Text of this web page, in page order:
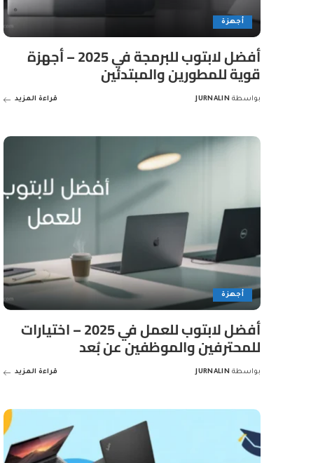
أجهزة
أفضل لابتوب للبرمجة في 2025 – أجهزة
قوية للمطورين والمبتدئين
بواسطة JURNALIN قراءة المزيد
أجهزة
أفضل لابتوب للعمل في 2025 – اختيارات
للمحترفين والموظفين عن بُعد
بواسطة JURNALIN قراءة المزيد